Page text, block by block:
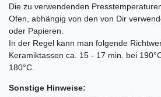
Die zu verwendenden
Ofen, abhängig von den von Dir
oder Papieren.
In der Regel kann man folgende
Keramiktassen ca. 15 - 17 min. bei
180°C.
Sonstige Hinweise: